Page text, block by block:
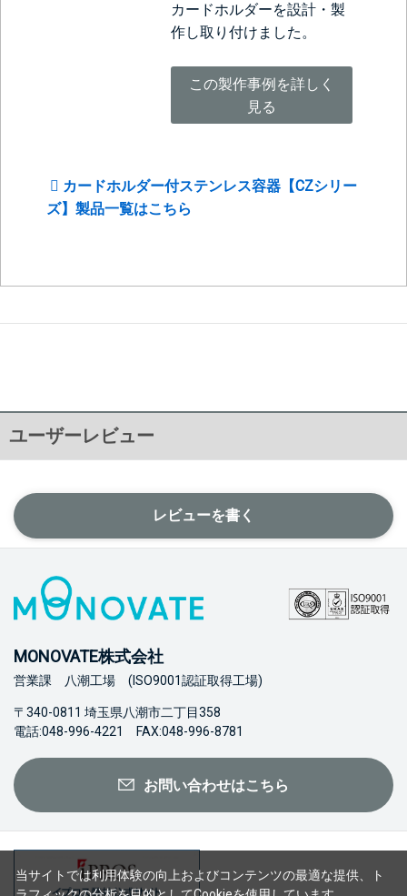
カードホルダーを設計・製
作し取り付けました。
この製作事例を詳しく
見る
カードホルダー付ステンレス容器【CZシリー
ズ】製品一覧はこちら
ユーザーレビュー
レビューを書く
MONOVATE株式会社
営業課 八潮工場 (ISO9001認証取得工場)
〒340-0811 埼玉県八潮市二丁目358
電話:048-996-4221 FAX:048-996-8781
お問い合わせはこちら
当サイトでは利用体験の向上およびコンテンツの最適な提供、ト